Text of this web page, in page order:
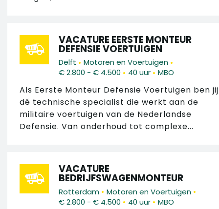
VACATURE EERSTE MONTEUR
DEFENSIE VOERTUIGEN
Delft • Motoren en Voertuigen •
€ 2.800 - € 4.500 • 40 uur • MBO
Als Eerste Monteur Defensie Voertuigen ben jij
dé technische specialist die werkt aan de
militaire voertuigen van de Nederlandse
Defensie. Van onderhoud tot complexe...
VACATURE
BEDRIJFSWAGENMONTEUR
Rotterdam • Motoren en Voertuigen •
€ 2.800 - € 4.500 • 40 uur • MBO